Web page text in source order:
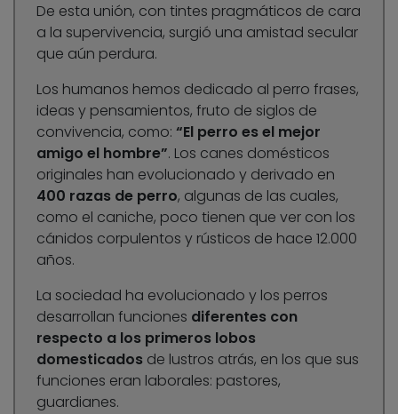
De esta unión, con tintes pragmáticos de cara
a la supervivencia, surgió una amistad secular
que aún perdura.
Los humanos hemos dedicado al perro frases,
ideas y pensamientos, fruto de siglos de
convivencia, como: “El perro es el mejor
amigo el hombre”. Los canes domésticos
originales han evolucionado y derivado en
400 razas de perro, algunas de las cuales,
como el caniche, poco tienen que ver con los
cánidos corpulentos y rústicos de hace 12.000
años.
La sociedad ha evolucionado y los perros
desarrollan funciones diferentes con
respecto a los primeros lobos
domesticados de lustros atrás, en los que sus
funciones eran laborales: pastores,
guardianes.